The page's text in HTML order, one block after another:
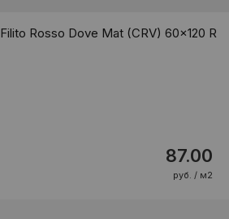
Filito Rosso Dove Mat (CRV) 60x120 R
87.00
руб. / м2